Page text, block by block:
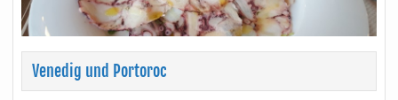
Venedig und Portoroc